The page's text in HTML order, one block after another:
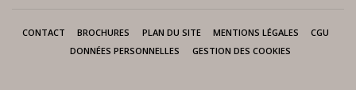
CONTACT BROCHURES PLAN DU SITE MENTIONS LÉGALES
CGU
DONNÉES PERSONNELLES
GESTION DES COOKIES